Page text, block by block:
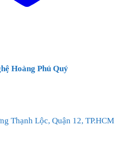
Hoàng Phú Quý
Thạnh Lộc, Quận 12, TP.HCM